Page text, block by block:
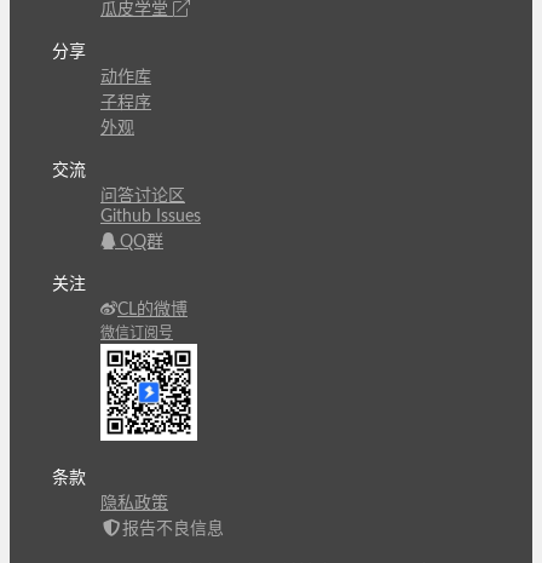
瓜皮学堂
分享
动作库
子程序
外观
交流
问答讨论区
Github Issues
QQ群
关注
CL的微博
微信订阅号
条款
隐私政策
报告不良信息